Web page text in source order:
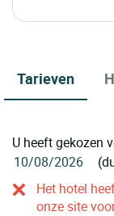
Tarieven
U heeft gekozen
Het hotel
onze site